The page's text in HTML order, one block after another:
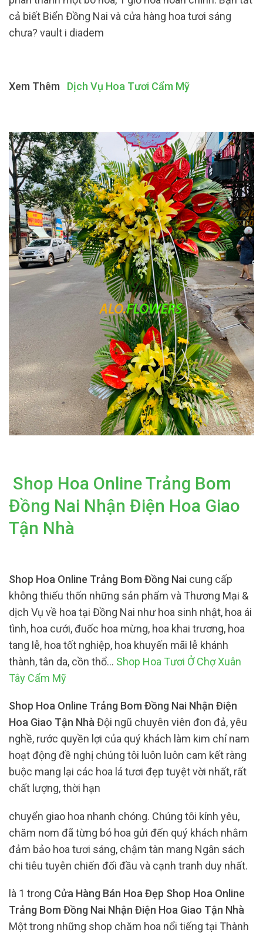
cả biết Biển Đồng Nai và cửa hàng hoa tươi sáng
chưa? vault i diadem
Xem Thêm Dịch Vụ Hoa Tươi Cẩm Mỹ
Shop Hoa Online Trảng Bom
Đồng Nai Nhận Điện Hoa Giao
Tận Nhà
Shop Hoa Online Trảng Bom Đồng Nai cung cấp
không thiếu thốn những sản phẩm và Thương Mại &
dịch Vụ về hoa tại Đồng Nai như hoa sinh nhật, hoa ái
tình, hoa cưới, đuốc hoa mừng, hoa khai trương, hoa
tang lễ, hoa tốt nghiệp, hoa khuyến mãi lễ khánh
thành, tân da, cồn thổ… Shop Hoa Tươi Ở Chợ Xuân
Tây Cẩm Mỹ
Shop Hoa Online Trảng Bom Đồng Nai Nhận Điện
Hoa Giao Tận Nhà Đội ngũ chuyên viên đon đả, yêu
nghề, rước quyền lợi của quý khách làm kim chỉ nam
hoạt động đề nghị chúng tôi luôn luôn cam kết ràng
buộc mang lại các hoa lá tươi đẹp tuyệt vời nhất, rất
chất lượng, thời hạn
chuyển giao hoa nhanh chóng. Chúng tôi kính yêu,
chăm nom đã từng bó hoa gửi đến quý khách nhằm
đảm bảo hoa tươi sáng, chậm tàn mang Ngân sách
chi tiêu tuyên chiến đối đầu và cạnh tranh duy nhất.
là 1 trong Cửa Hàng Bán Hoa Đẹp Shop Hoa Online
Trảng Bom Đồng Nai Nhận Điện Hoa Giao Tận Nhà
Một trong những shop chăm hoa nổi tiếng tại Thành